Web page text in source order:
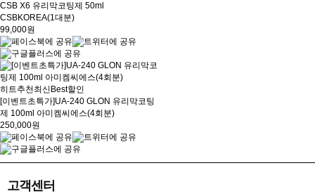
CSB X6 유리막코팅제 50ml
CSBKOREA(1대분)
99,000원
히트추천최신 Best할인
[이벤트초특가]UA-240 GLON 유리막코팅
제 100ml 아미켐씨에스(4회분)
250,000원
고객센터